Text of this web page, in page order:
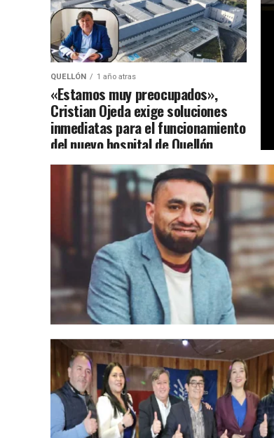
QUELLÓN 1 año atras
«Estamos muy preocupados»,
Cristian Ojeda exige soluciones
inmediatas para el funcionamiento
del nuevo hospital de Quellón